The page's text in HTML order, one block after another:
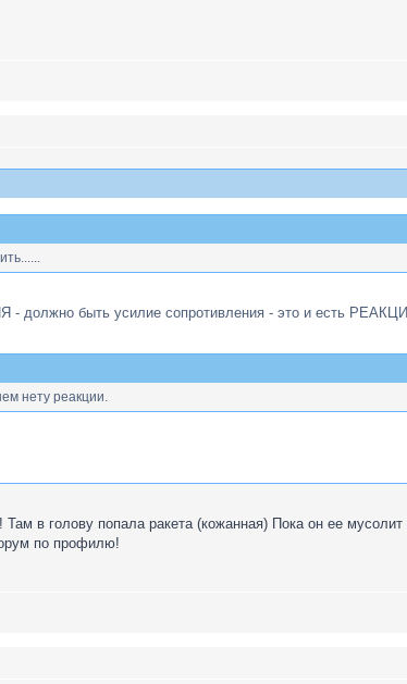
быть усилие сопротивления - это и есть
нету реакции.
Там в голову попала ракета (кожанная) Пока он ее
по профилю!